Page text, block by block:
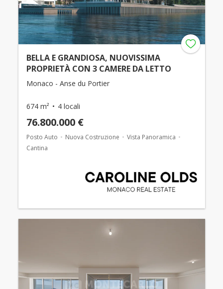
BELLA E GRANDIOSA, NUOVISSIMA
PROPRIETÀ CON 3 CAMERE DA LETTO
Monaco - Anse du Portier
674 m² 4 locali
76.800.000 €
Posto Auto Nuova Costruzione
Vista Panoramica
Cantina